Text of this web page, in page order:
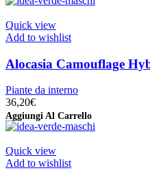
Quick view
Add to wishlist
Alocasia Camouflage
Piante da interno
36,20€
Aggiungi Al Carrello
Quick view
Add to wishlist